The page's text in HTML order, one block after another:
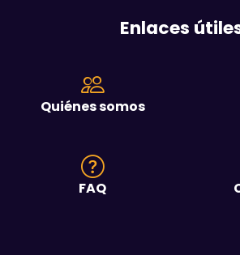
Enlaces
Quiénes somos
FAQ